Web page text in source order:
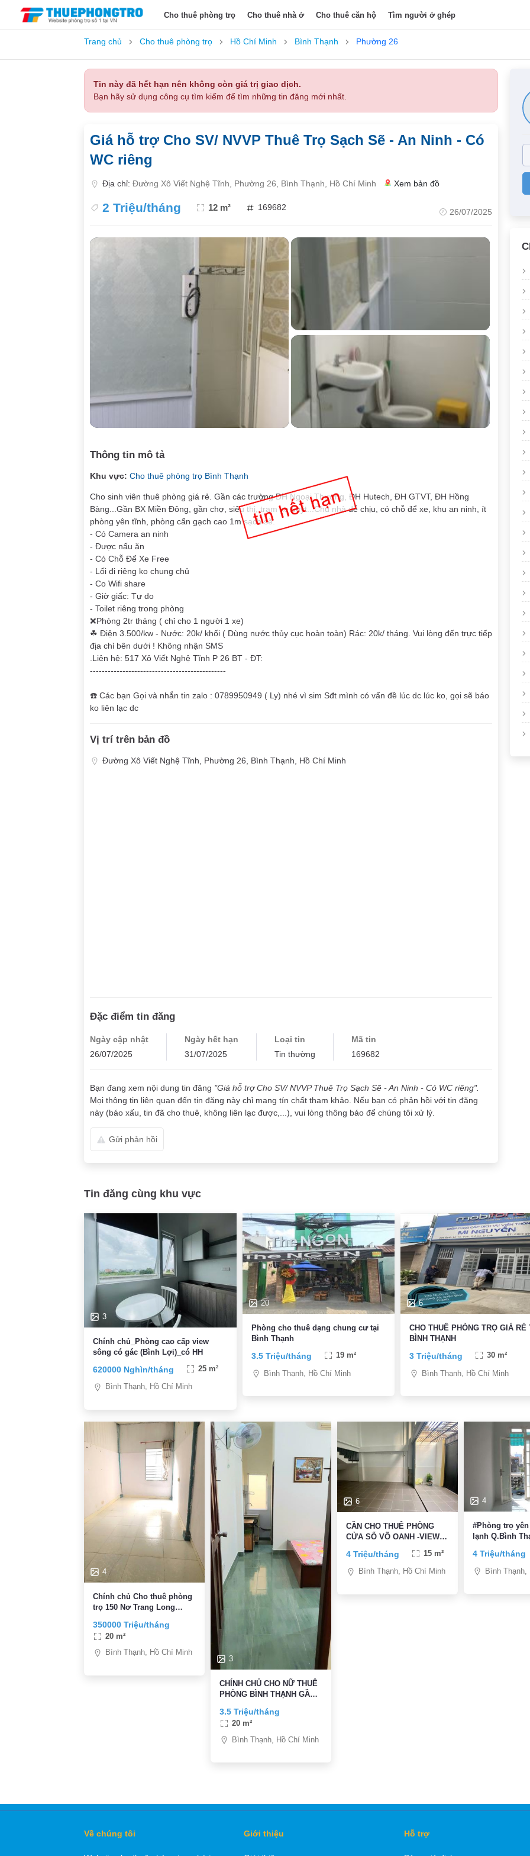
Cho thuê phòng trọ Cho thuê nhà ở Cho thuê căn hộ Tìm người ở ghép
Trang chủ Cho thuê phòng trọ Hồ Chí Minh Bình Thạnh Phường 26
Tin này đã hết hạn nên không còn giá trị giao dịch.
Bạn hãy sử dụng công cụ tìm kiếm để tìm những tin đăng mới nhất.
Giá hỗ trợ Cho SV/ NVVP Thuê Trọ Sạch Sẽ - An Ninh - Có
WC riêng
Địa chỉ: Đường Xô Viết Nghệ Tĩnh, Phường 26, Bình Thạnh, Hồ Chí Minh Xem bản đồ
2 Triệu/tháng 12 m² 169682 26/07/2025
Thông tin mô tả
Khu vực: Cho thuê phòng trọ Bình Thạnh
Cho sinh viên thuê phòng giá rẻ. Gần các trường ĐH Ngoại Thương, ĐH Hutech, ĐH GTVT, ĐH Hồng
Bàng...Gần BX Miền Đông, gần chợ, siêu thị, trạm xe buýt...Chủ nhà dễ chịu, có chỗ để xe, khu an ninh, ít
phòng yên tĩnh, phòng cẩn gạch cao 1m sạch sẽ.
- Có Camera an ninh
- Được nấu ăn
- Có Chỗ Để Xe Free
- Lối đi riêng ko chung chủ
- Co Wifi share
- Giờ giấc: Tự do
- Toilet riêng trong phòng
❌Phòng 2tr tháng ( chỉ cho 1 người 1 xe)
☘ Điện 3.500/kw - Nước: 20k/ khối ( Dùng nước thủy cục hoàn toàn) Rác: 20k/ tháng. Vui lòng đến trực tiếp
địa chỉ bên dưới ! Không nhận SMS
.Liên hệ: 517 Xô Viết Nghệ Tĩnh P 26 BT - ĐT:
----------------------------------------------
☎️ Các bạn Gọi và nhắn tin zalo : 0789950949 ( Ly) nhé vì sim Sđt mình có vấn đề lúc dc lúc ko, gọi sẽ báo
ko liên lạc dc
Vị trí trên bản đồ
Đường Xô Viết Nghệ Tĩnh, Phường 26, Bình Thạnh, Hồ Chí Minh
Đặc điểm tin đăng
Ngày cập nhật
26/07/2025
Ngày hết hạn
31/07/2025
Loại tin
Tin thường
Mã tin
169682
Bạn đang xem nội dung tin đăng "Giá hỗ trợ Cho SV/ NVVP Thuê Trọ Sạch Sẽ - An Ninh - Có WC riêng".
Mọi thông tin liên quan đến tin đăng này chỉ mang tín chất tham khảo. Nếu bạn có phản hồi với tin đăng
này (báo xấu, tin đã cho thuê, không liên lạc được,...), vui lòng thông báo để chúng tôi xử lý.
Gửi phản hồi
Tin đăng cùng khu vực
3
Chính chủ_Phòng cao cấp view
sông có gác (Bình Lợi)_có HH
620000 Nghìn/tháng 25 m²
Bình Thạnh, Hồ Chí Minh
20
Phòng cho thuê dạng chung cư tại
Bình Thạnh
3.5 Triệu/tháng 19 m²
Bình Thạnh, Hồ Chí Minh
6
CHO THUÊ PHÒNG TRỌ GIÁ RẺ
BÌNH THẠNH
3 Triệu/tháng 30 m²
Bình Thạnh, Hồ Chí Minh
4
Chính chủ Cho thuê phòng
trọ 150 Nơ Trang Long
cửa sổ, sân phơi đồ , giờ
tự do , không chung chủ
350000 Triệu/tháng
20 m²
Bình Thạnh, Hồ Chí Minh
3
CHÍNH CHỦ CHO NỮ THUÊ
PHÒNG BÌNH THẠNH GẦN
3.5 Triệu/tháng
20 m²
Bình Thạnh, Hồ Chí Minh
6
CẦN CHO THUÊ PHÒNG
CỬA SỔ VÕ OANH -VIEW
THẤT,PCCC CAO CẤP
4 Triệu/tháng 15 m²
Bình Thạnh, Hồ Chí Minh
4
#Phòng trọ
lạnh Q.Bình
4 Triệu/tháng
Bình Thạnh,
Về chúng tôi Giới thiệu Hỗ trợ